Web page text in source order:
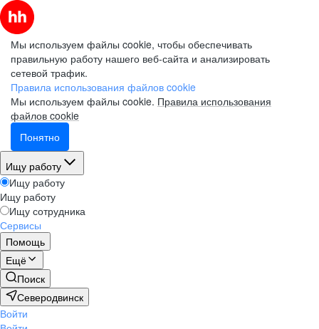
Мы используем файлы cookie, чтобы обеспечивать
правильную работу нашего веб-сайта и анализировать
сетевой трафик.
Правила использования файлов cookie
Мы используем файлы cookie. Правила использования
файлов cookie
Понятно
Ищу работу
Ищу работу
Ищу работу
Ищу сотрудника
Сервисы
Помощь
Ещё
Поиск
Северодвинск
Войти